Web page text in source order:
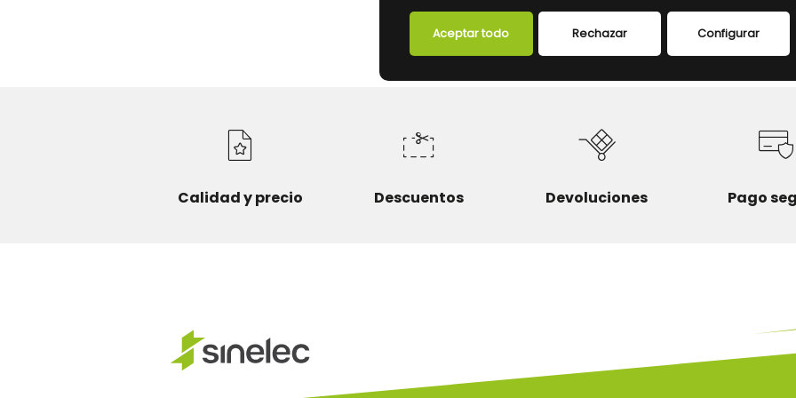
Configurar
Rechazar
Aceptar todo
FICHA TÉCNICA
Calidad y precio Descuentos Devoluciones Pago